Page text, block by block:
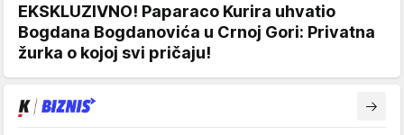
EKSKLUZIVNO! Paparaco Kurira uhvatio
Bogdana Bogdanovića u Crnoj Gori: Privatna
žurka o kojoj svi pričaju!